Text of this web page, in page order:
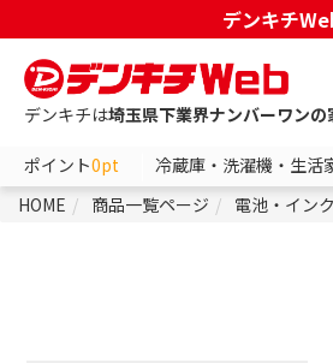
デンキチ
デンキチは埼玉県下業界ナンバーワンの
ポイント0pt 冷蔵庫・洗濯機・生活
HOME
商品一覧ページ 電池・イン